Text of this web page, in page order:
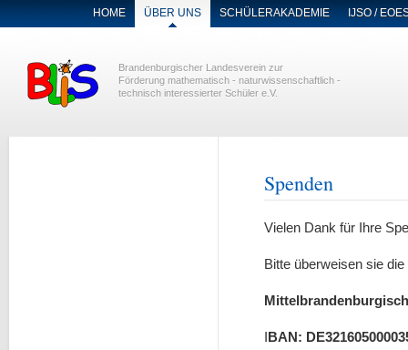
NAVIGATION
ÜBERSPRINGEN
HOME ÜBER UNS SCHÜLERAKADEMIE IJSO /
Brandenburgischer Landesverein zur
Förderung mathematisch - naturwissenschaftlich -
technisch interessierter Schüler e.V.
Spenden
Vielen Dank für Ihre
Bitte überweisen sie
IBAN: